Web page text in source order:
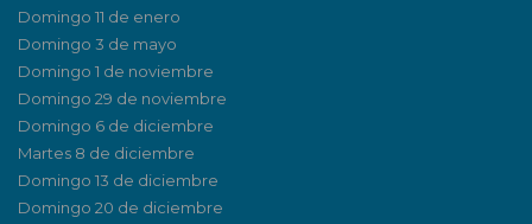
Domingo 11 de enero
Domingo 3 de mayo
Domingo 1 de noviembre
Domingo 29 de noviembre
Domingo 6 de diciembre
Martes 8 de diciembre
Domingo 13 de diciembre
Domingo 20 de diciembre